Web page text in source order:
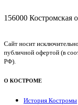
156000 Костромская
Сайт носит
публичной офертой (в
РФ).
О КОСТРОМЕ
История Костромы